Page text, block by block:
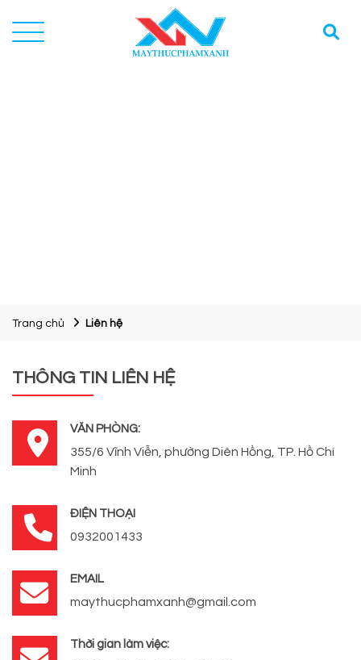
Trang chủ Liên hệ
THÔNG TIN LIÊN HỆ
VĂN PHÒNG:
355/6 Vĩnh Viễn, phường Diên Hồng, TP. Hồ Chí
Minh
ĐIỆN THOẠI
0932001433
EMAIL
maythucphamxanh@gmail.com
Thời gian làm việc: